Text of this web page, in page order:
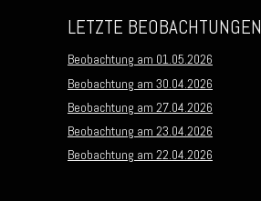
LETZTE BEOBACHTUNGEN
Beobachtung am 01.05.2026
Beobachtung am 30.04.2026
Beobachtung am 27.04.2026
Beobachtung am 23.04.2026
Beobachtung am 22.04.2026